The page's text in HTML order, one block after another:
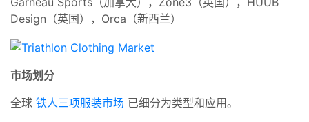
Design（英国），Orca（新西兰）
市场划分
全球 铁人三项服装市场 已细分为类型和应用。